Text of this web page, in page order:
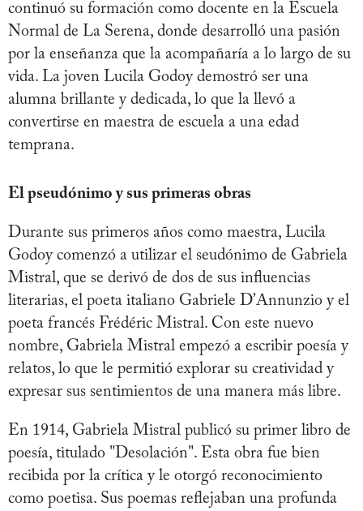
continuó su formación como docente en la Escuela
Normal de La Serena, donde desarrolló una pasión
por la enseñanza que la acompañaría a lo largo de su
vida. La joven Lucila Godoy demostró ser una
alumna brillante y dedicada, lo que la llevó a
convertirse en maestra de escuela a una edad
temprana.
El pseudónimo y sus primeras obras
Durante sus primeros años como maestra, Lucila
Godoy comenzó a utilizar el seudónimo de Gabriela
Mistral, que se derivó de dos de sus influencias
literarias, el poeta italiano Gabriele D’Annunzio y el
poeta francés Frédéric Mistral. Con este nuevo
nombre, Gabriela Mistral empezó a escribir poesía y
relatos, lo que le permitió explorar su creatividad y
expresar sus sentimientos de una manera más libre.
En 1914, Gabriela Mistral publicó su primer libro de
poesía, titulado "Desolación". Esta obra fue bien
recibida por la crítica y le otorgó reconocimiento
como poetisa. Sus poemas reflejaban una profunda